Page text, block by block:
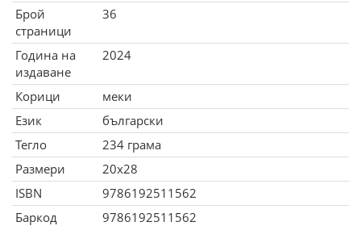
Брой
страници
36
Година на
издаване
2024
Корици
меки
Език
български
Тегло
234 грама
Размери
20x28
ISBN
9786192511562
Баркод
9786192511562